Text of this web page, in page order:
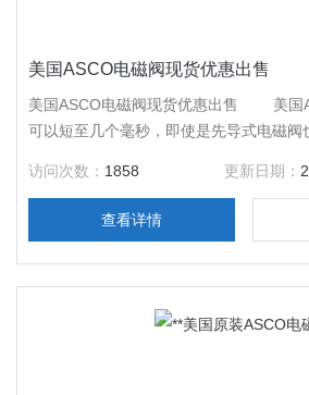
美国ASCO电磁阀现货优惠出售
美国ASCO电磁阀现货优惠出售 美国
可以短至几个毫秒，即使是先导式电磁阀
磁阀线圈功率消耗很低，属节能产品；还
自动保持阀位，平时一点也不耗电。电磁
访问次数： 1858 更新日期：
查看详情